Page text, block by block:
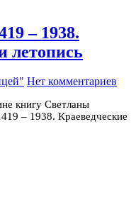
– 1938.
летопись
Нет комментариев
книгу Светланы
– 1938. Краеведческие